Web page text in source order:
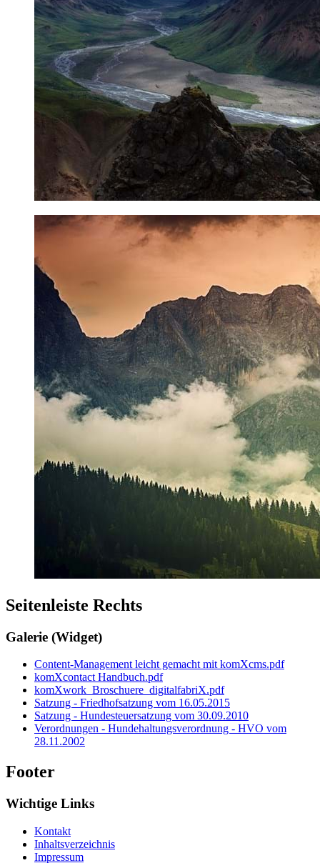
Seitenleiste Rechts
Galerie (Widget)
Content-Management leicht gemacht mit komXcms.pdf
komXcontact Handbuch.pdf
komXwork_Broschuere_digitalfabriX.pdf
Satzung - Friedhofsatzung vom 16.05.2015
Satzung - Hundesteuersatzung vom 30.09.2010
Verordnungen - Hundehaltungsverordnung - HVO vom
28.11.2002
Footer
Wichtige Links
Kontakt
Inhaltsverzeichnis
Impressum